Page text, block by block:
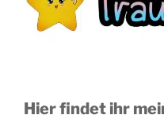
Hier findet ihr